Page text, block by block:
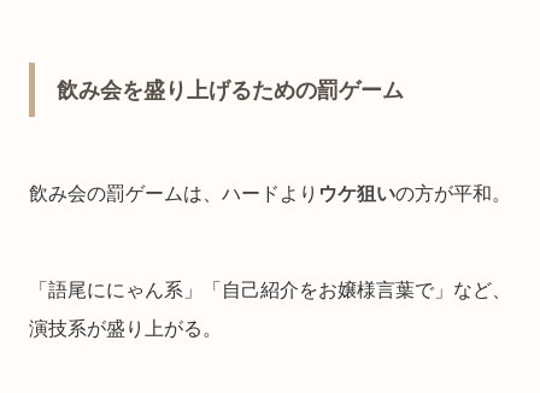
飲み会を盛り上げるための罰ゲーム
飲み会の罰ゲームは、ハードより ウケ狙いの方が平和。
「語尾ににゃん系」「自己紹介をお嬢様言葉で」など、
演技系が盛り上がる。